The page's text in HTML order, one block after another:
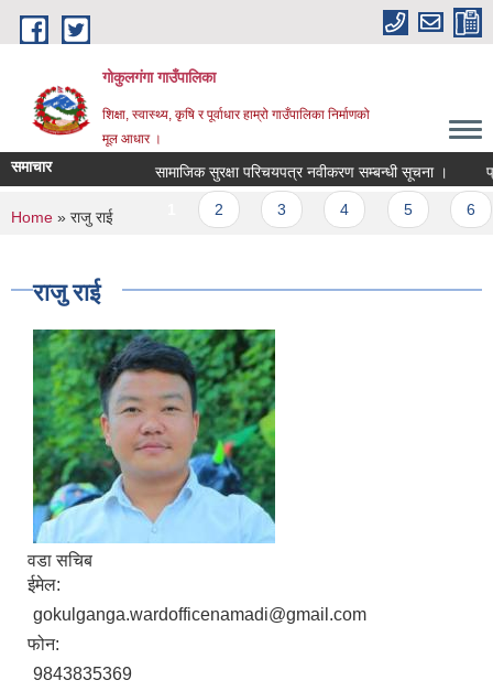
Skip to main content
गोकुलगंगा गाउँपालिका
शिक्षा, स्वास्थ्य, कृषि र पूर्वाधार हाम्रो गाउँपालिका निर्माणको
मूल आधार ।
समाचार सामाजिक सुरक्षा परिचयपत्र नवीकरण सम्बन्धी सूचना ।
Pages
You are here
Home » राजु राई
राजु राई
वडा सचिब
ईमेल:
gokulganga.wardofficenamadi@gmail.com
फोन:
9843835369